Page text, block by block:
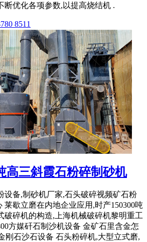
断优化各项参数,以提高烧结机 .
8511
高三斜霞石粉碎制砂机
设备,制砂机厂家,石头破碎视频矿石粉
莱歇立磨在内地企业应用,时产150300吨
破碎机的构造,上海机械破碎机黎明重工
方媒矸石制沙机设备 金矿石里含金怎
刚石沙石设备 石头粉碎机,大型立式磨,